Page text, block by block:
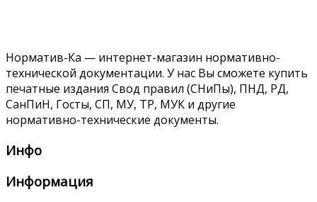
Норматив-Ка — интернет-магазин нормативно-
технической документации. У нас Вы сможете купить
печатные издания Свод правил (СНиПы), ПНД, РД,
СанПиН, Госты, СП, МУ, ТР, МУК и другие
нормативно-технические документы.
Инфо
Информация